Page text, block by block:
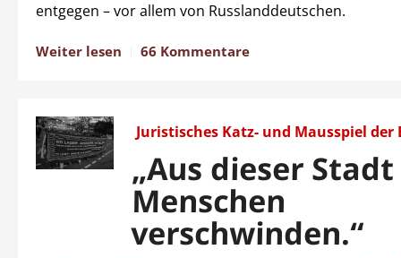
entgegen – vor allem von Russlanddeutschen.
Weiter lesen 66 Kommentare
Juristisches Katz- und Mausspiel der
„Aus dieser
Menschen
verschwinden.“